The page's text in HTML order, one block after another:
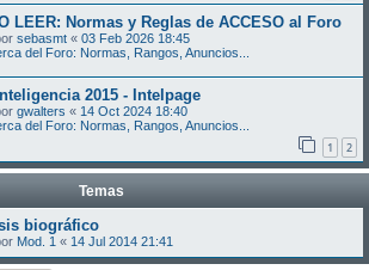
LEER: Normas y Reglas de ACCESO al Foro
sebasmt « 03 Feb 2026 18:45
del Foro: Normas, Rangos, Anuncios...
2015 - Intelpage
gwalters « 14 Oct 2024 18:40
del Foro: Normas, Rangos, Anuncios...
1 2
Temas
biográfico
Mod. 1 « 14 Jul 2014 21:41